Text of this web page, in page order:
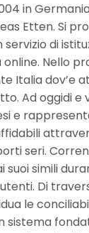
in
Etten. Si
di
Nello
Italia dov’e
Ad oggidi e
e
seri.
suoi simili
Di
le
sistema